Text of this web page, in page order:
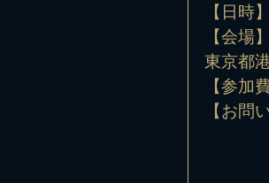
【日時
【会場
東京都
【参加
【お問